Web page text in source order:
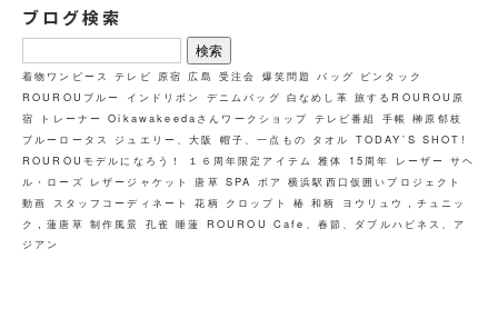
ブログ検索
検
索:
着物ワンピース テレビ 原宿 広島 受注会 爆笑問題 バッグ ピンタック
ROUROUブルー
インドリボン デニムバッグ 白なめし革 旅するROUROU原
宿
トレーナー Oikawakeedaさんワークショップ テレビ番組 手帳 榊原郁枝
ブルーロータス
ジュエリー、大阪 帽子、一点もの タオル TODAY`S SHOT!
ROUROUモデルになろう！
１６周年限定アイテム 雅体 15周年 レーザー サヘ
ル・ローズ レザージャケット 唐草 SPA ボア 横浜駅西口仮囲いプロジェクト
動画
スタッフコーディネート 花柄 クロップト 椿 和柄
ヨウリュウ，チュニッ
ク，蓮唐草 制作風景 孔雀 睡蓮 ROUROU Cafe、春節、ダブルハピネス、ア
ジアン